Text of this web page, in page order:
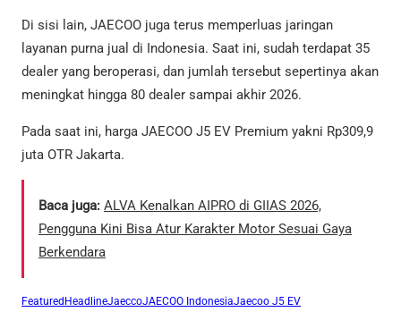
Di sisi lain, JAECOO juga terus memperluas jaringan
layanan purna jual di Indonesia. Saat ini, sudah terdapat 35
dealer yang beroperasi, dan jumlah tersebut sepertinya akan
meningkat hingga 80 dealer sampai akhir 2026.
Pada saat ini, harga JAECOO J5 EV Premium yakni Rp309,9
juta OTR Jakarta.
Baca juga: ALVA Kenalkan AIPRO di GIIAS 2026,
Pengguna Kini Bisa Atur Karakter Motor Sesuai Gaya
Berkendara
FeaturedHeadlineJaeccoJAECOO IndonesiaJaecoo J5 EV